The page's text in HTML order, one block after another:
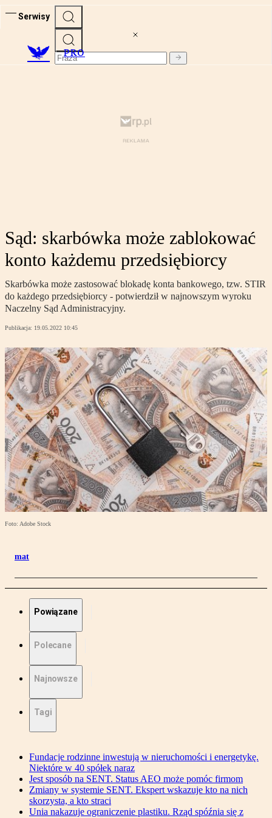
Serwisy
PRO
Sąd: skarbówka może zablokować
konto każdemu przedsiębiorcy
Skarbówka może zastosować blokadę konta bankowego, tzw. STIR
do każdego przedsiębiorcy - potwierdził w najnowszym wyroku
Naczelny Sąd Administracyjny.
Publikacja: 19.05.2022 10:45
Foto: Adobe Stock
mat
Powiązane
Polecane
Najnowsze
Tagi
Fundacje rodzinne inwestują w nieruchomości i energetykę.
Niektóre w 40 spółek naraz
Jest sposób na SENT. Status AEO może pomóc firmom
Zmiany w systemie SENT. Ekspert wskazuje kto na nich
skorzysta, a kto straci
Unia nakazuje ograniczenie plastiku. Rząd spóźnia się z